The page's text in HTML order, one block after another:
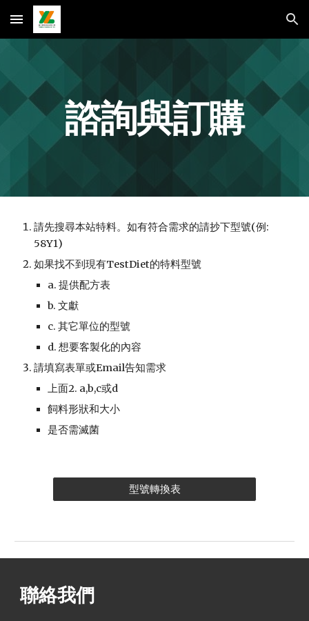
Skip to main content Skip to navigation
諮詢與訂購
請先搜尋本站特料。如有符合需求的請抄下型號(例:
58Y1)
如果找不到現有TestDiet的特料型號
a. 提供配方表
b. 文獻
c. 其它單位的型號
d. 想要客製化的內容
請填寫表單或Email告知需求
上面2. a,b,c或d
飼料形狀和大小
是否需滅菌
型號轉換表
聯絡我們